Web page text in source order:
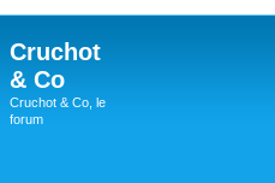
Cruchot
& Co
Cruchot & Co, le
forum